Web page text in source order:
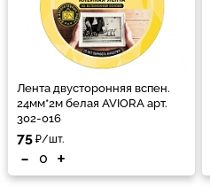
Лента двусторонняя вспен.
24мм*2м белая AVIORA арт.
302-016
75 ₽/шт.
- +